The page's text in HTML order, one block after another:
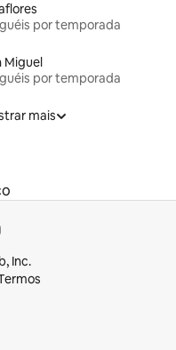
por temporada
Miguel
por temporada
mais
Inc.